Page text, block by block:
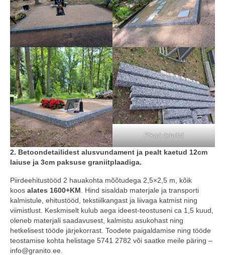
Pikad detailid
2. Betoondetailidest alusvundament ja pealt kaetud 12cm
laiuse ja 3cm paksuse graniitplaadiga.
Piirdeehitustööd 2 hauakohta mõõtudega 2,5×2,5 m, kõik
koos alates 1600+KM . Hind sisaldab materjale ja transporti
kalmistule, ehitustööd, tekstiilkangast ja liivaga katmist ning
viimistlust. Keskmiselt kulub aega ideest-teostuseni ca 1,5 kuud,
oleneb materjali saadavusest, kalmistu asukohast ning
hetkelisest tööde järjekorrast. Toodete paigaldamise ning tööde
teostamise kohta helistage 5741 2782 või saatke meile päring –
info@granito.ee.